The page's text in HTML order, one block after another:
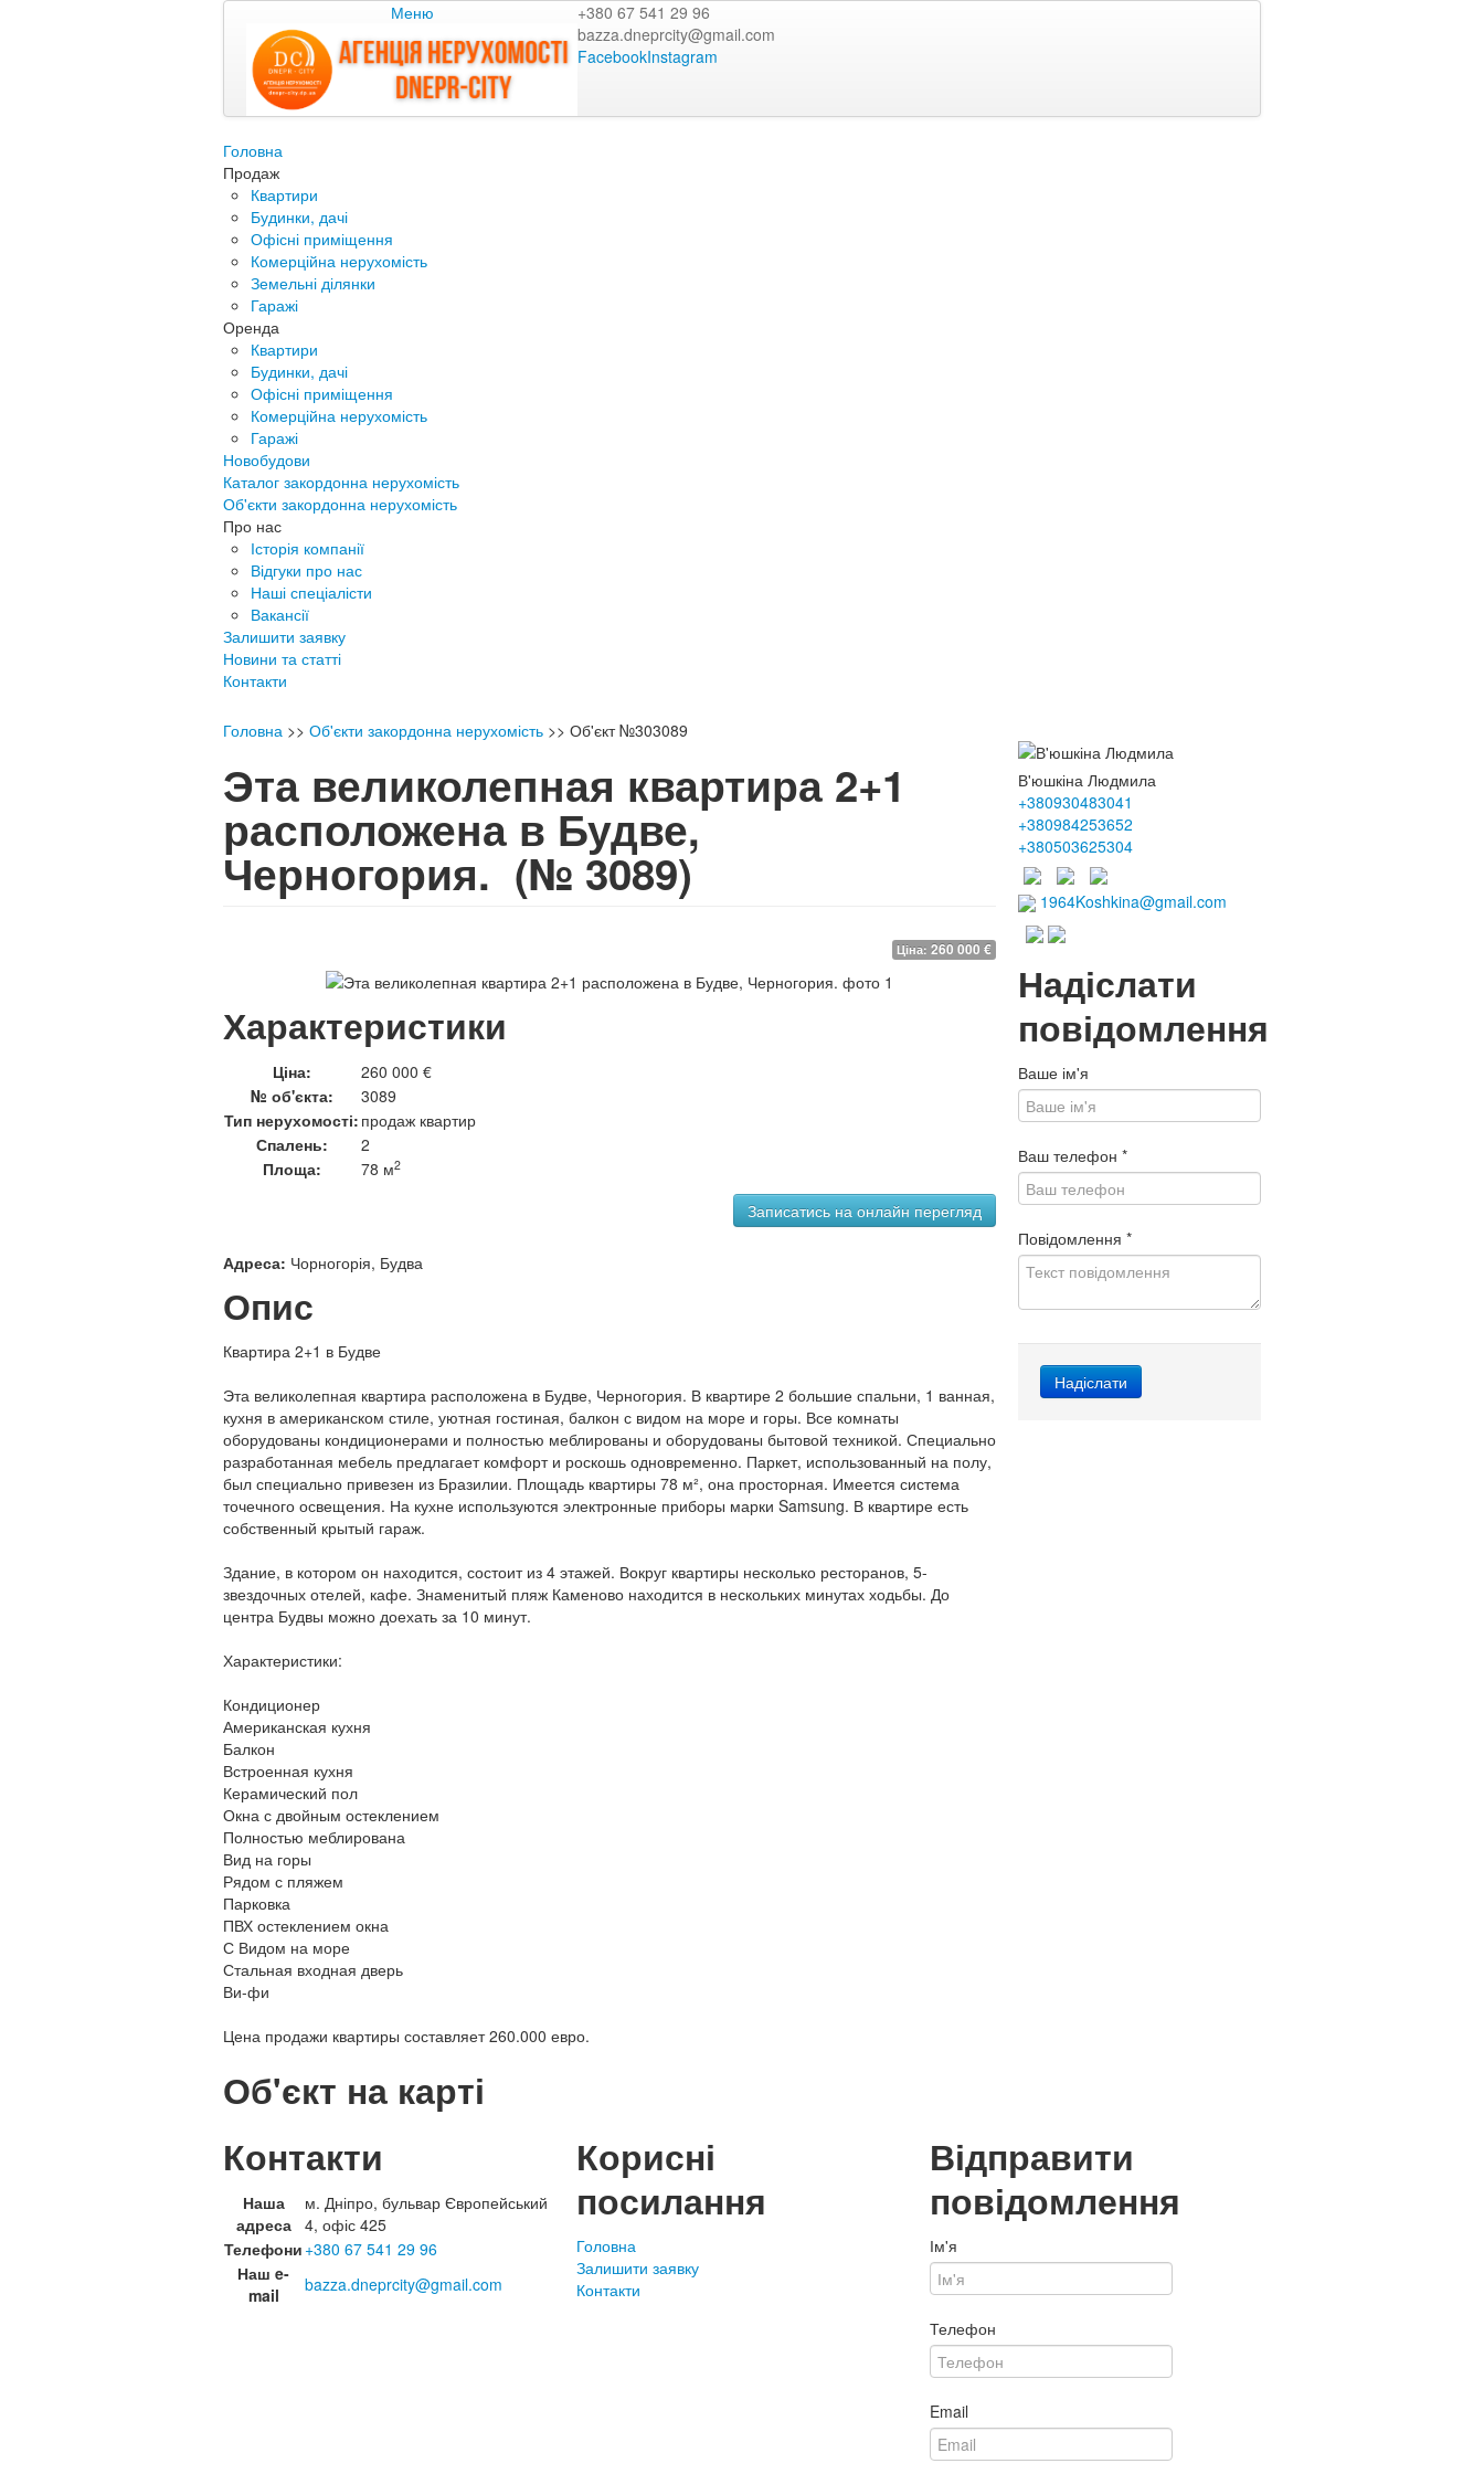
Меню
+380 67 541 29 96
bazza.dneprcity@gmail.com
FacebookInstagram
Головна
Продаж
Квартири
Будинки, дачі
Офісні приміщення
Комерційна нерухомість
Земельні ділянки
Гаражі
Оренда
Квартири
Будинки, дачі
Офісні приміщення
Комерційна нерухомість
Гаражі
Новобудови
Каталог закордонна нерухомість
Об'єкти закордонна нерухомість
Про нас
Історія компанії
Відгуки про нас
Наші спеціалісти
Вакансії
Залишити заявку
Новини та статті
Контакти
Головна >> Об'єкти закордонна нерухомість >> Об'єкт №303089
Эта великолепная квартира 2+1
расположена в Будве,
Черногория. (№ 3089)
Ціна: 260 000 €
Характеристики
Ціна:
260 000 €
№ об'єкта:
3089
Тип нерухомості: продаж квартир
Спалень:
2
Площа:
78 м2
Адреса: Чорногорія, Будва
Опис
Квартира 2+1 в Будве
Эта великолепная квартира расположена в Будве, Черногория. В квартире 2 большие спальни, 1 ванная,
кухня в американском стиле, уютная гостиная, балкон с видом на море и горы. Все комнаты
оборудованы кондиционерами и полностью меблированы и оборудованы бытовой техникой. Специально
разработанная мебель предлагает комфорт и роскошь одновременно. Паркет, использованный на полу,
был специально привезен из Бразилии. Площадь квартиры 78 м², она просторная. Имеется система
точечного освещения. На кухне используются электронные приборы марки Samsung. В квартире есть
собственный крытый гараж.
Здание, в котором он находится, состоит из 4 этажей. Вокруг квартиры несколько ресторанов, 5-
звездочных отелей, кафе. Знаменитый пляж Каменово находится в нескольких минутах ходьбы. До
центра Будвы можно доехать за 10 минут.
Характеристики:
Кондиционер
Американская кухня
Балкон
Встроенная кухня
Керамический пол
Окна с двойным остеклением
Полностью меблирована
Вид на горы
Рядом с пляжем
Парковка
ПВХ остеклением окна
С Видом на море
Стальная входная дверь
Ви-фи
Цена продажи квартиры составляет 260.000 евро.
Об'єкт на карті
В'юшкіна Людмила
+380930483041
+380984253652
+380503625304
1964Koshkina@gmail.com
Надіслати
повідомлення
Ваше ім'я
Ваш телефон *
Повідомлення *
Контакти
Наша
адреса
м. Дніпро, бульвар Європейський
4, офіс 425
Телефони +380 67 541 29 96
Наш e-
mail
bazza.dneprcity@gmail.com
Корисні
посилання
Головна
Залишити заявку
Контакти
Відправити
повідомлення
Ім'я
Телефон
Email